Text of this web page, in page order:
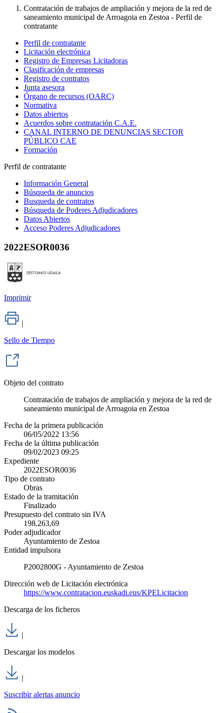
Contratación de trabajos de ampliación y mejora de la red de
saneamiento municipal de Arroagoia en Zestoa - Perfil de
contratante
Perfil de contratante
Licitación electrónica
Registro de Empresas Licitadoras
Clasificación de empresas
Registro de contratos
Junta asesora
Órgano de recursos (OARC)
Normativa
Datos abiertos
Acuerdos sobre contratación C.A.E.
CANAL INTERNO DE DENUNCIAS SECTOR
PÚBLICO CAE
Formación
Perfil de contratante
Información General
Búsqueda de anuncios
Busqueda de contratos
Búsqueda de Poderes Adjudicadores
Datos Abiertos
Acceso Poderes Adjudicadores
2022ESOR0036
Imprimir
|
Sello de Tiempo
Objeto del contrato
Contratación de trabajos de ampliación y mejora de la red de
saneamiento municipal de Arroagoia en Zestoa
Fecha de la primera publicación
06/05/2022 13:56
Fecha de la última publicación
09/02/2023 09:25
Expediente
2022ESOR0036
Tipo de contrato
Obras
Estado de la tramitación
Finalizado
Presupuesto del contrato sin IVA
198.263,69
Poder adjudicador
Ayuntamiento de Zestoa
Entidad impulsora
P2002800G - Ayuntamiento de Zestoa
Dirección web de Licitación electrónica
https://www.contratacion.euskadi.eus/KPELicitacion
Descarga de los ficheros
|
Descargar los modelos
|
Suscribir alertas anuncio